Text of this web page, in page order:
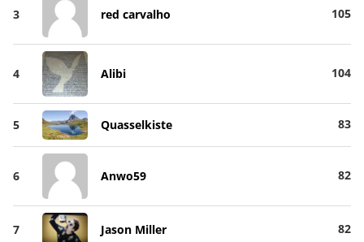
3 red carvalho 105
4 Alibi 104
5 Quasselkiste 83
6 Anwo59 82
7 Jason Miller 82